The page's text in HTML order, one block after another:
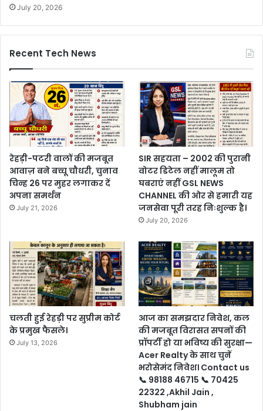
July 20, 2026
Recent Tech News
रेहड़ी-पटरी वालों की मजबूत
आवाज़ बने बच्चू चौधरी, चुनाव
चिन्ह 26 पर मुहर लगाकर दें
अपना समर्थन
July 21, 2026
SIR सहयता – 2002 की पुरानी
वोटर डिटेल नहीं मालूम तो
घबराएं नहीं GSL NEWS
CHANNEL की ओर से हमारी यह
जनसेवा पूरी तरह निःशुल्क है।
July 20, 2026
चलती हुई रेहड़ी पर सुप्रीम कोर्ट
के प्रमुख फैसले।
July 13, 2026
आज का समझदार निवेश, कल
की मजबूत विरासत सपनों की
प्रॉपर्टी हो या भविष्य की सुरक्षा—
Acer Realty के साथ चुनें
भरोसेमंद निवेश। Contact us
📞 98188 46715 📞 70425
22322 ,Akhil Jain ,
Shubham jain